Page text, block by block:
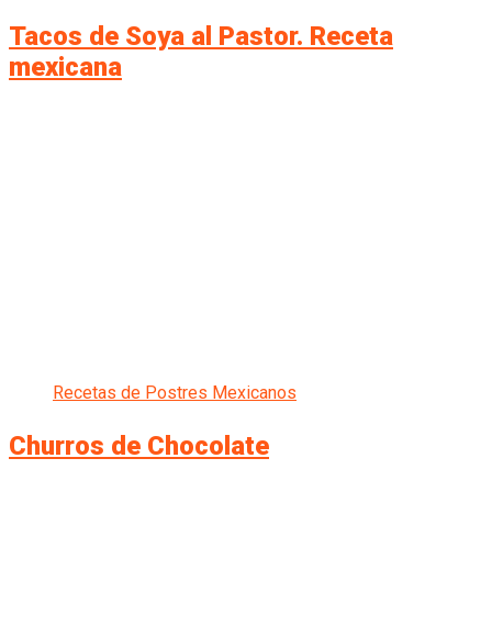
Tacos de Soya al Pastor. Receta
mexicana
Recetas de Postres Mexicanos
Churros de Chocolate